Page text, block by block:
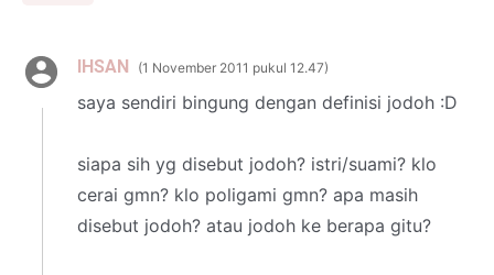
IHSAN 1 November 2011 pukul 12.47
saya sendiri bingung dengan definisi jodoh :D
siapa sih yg disebut jodoh? istri/suami? klo
cerai gmn? klo poligami gmn? apa masih
disebut jodoh? atau jodoh ke berapa gitu?